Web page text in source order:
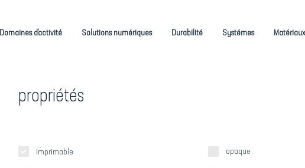
Domaines d'activité Solutions numériques Durabilité Systémes Matériaux
propriétés
imprimable opaque